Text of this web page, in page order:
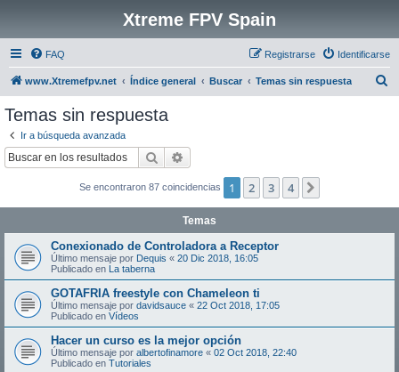
Xtreme FPV Spain
FAQ Identificarse
Registrarse
www.Xtremefpv.net Índice general Buscar Temas sin respuesta
Temas sin respuesta
Ir a búsqueda avanzada
Buscar
Se encontraron 87 coincidencias 1 2 3 4
Temas
Conexionado de Controladora a Receptor
Último mensaje por Dequis « 20 Dic 2018, 16:05
Publicado en La taberna
GOTAFRIA freestyle con Chameleon ti
Último mensaje por davidsauce « 22 Oct 2018, 17:05
Publicado en Vídeos
Hacer un curso es la mejor opción
Último mensaje por albertofinamore « 02 Oct 2018, 22:40
Publicado en Tutoriales